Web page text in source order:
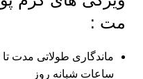
مت :
ساعات شبانه روز